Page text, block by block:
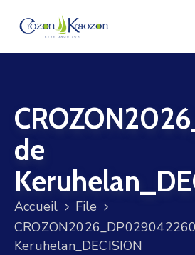
VIE
LOCALE
VIE
SOCIALE
TERRE
ET
MER
de
Accueil
File
Keruhelan_DECISION